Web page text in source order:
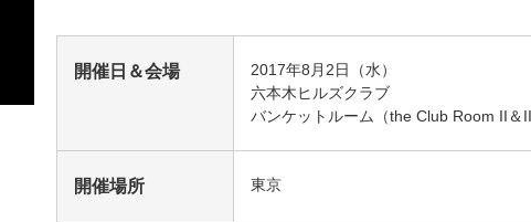
ネル
開催日＆会場
2017年8月2日（水）
六本木ヒルズクラブ
バンケットルーム（the Club Room II＆III
開催場所 東京